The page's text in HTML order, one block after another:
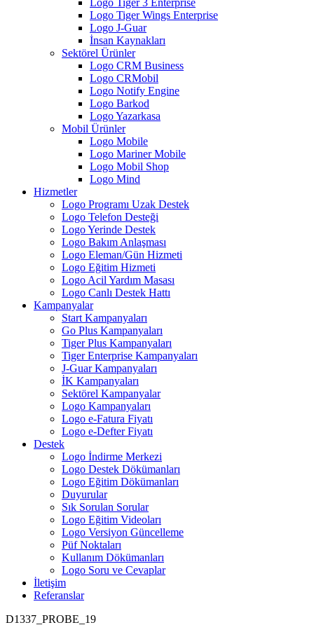
Logo Tiger 3 Enterprise
Logo Tiger Wings Enterprise
Logo J-Guar
İnsan Kaynakları
Sektörel Ürünler
Logo CRM Business
Logo CRMobil
Logo Notify Engine
Logo Barkod
Logo Yazarkasa
Mobil Ürünler
Logo Mobile
Logo Mariner Mobile
Logo Mobil Shop
Logo Mind
Hizmetler
Logo Programı Uzak Destek
Logo Telefon Desteği
Logo Yerinde Destek
Logo Bakım Anlaşması
Logo Eleman/Gün Hizmeti
Logo Eğitim Hizmeti
Logo Acil Yardım Masası
Logo Canlı Destek Hattı
Kampanyalar
Start Kampanyaları
Go Plus Kampanyaları
Tiger Plus Kampanyaları
Tiger Enterprise Kampanyaları
J-Guar Kampanyaları
İK Kampanyaları
Sektörel Kampanyalar
Logo Kampanyaları
Logo e-Fatura Fiyatı
Logo e-Defter Fiyatı
Destek
Logo İndirme Merkezi
Logo Destek Dökümanları
Logo Eğitim Dökümanları
Duyurular
Sık Sorulan Sorular
Logo Eğitim Videoları
Logo Versiyon Güncelleme
Püf Noktaları
Kullanım Dökümanları
Logo Soru ve Cevaplar
İletişim
Referanslar